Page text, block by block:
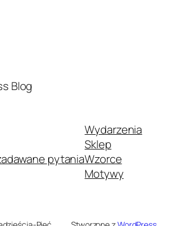
Blog
pytania
Wydarzenia
Sklep
Wzorce
Motywy